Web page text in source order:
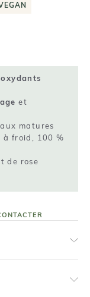
et
matures
à froid, 100 %
de rose